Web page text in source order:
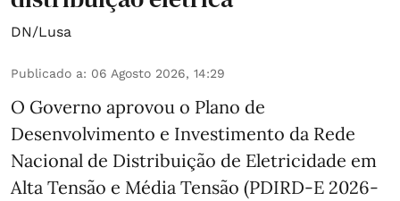
DN/Lusa
Publicado a: 06 Agosto 2026, 14:29
O Governo aprovou o Plano de
Desenvolvimento e Investimento da Rede
Nacional de Distribuição de Eletricidade em
Alta Tensão e Média Tensão (PDIRD-E 2026-